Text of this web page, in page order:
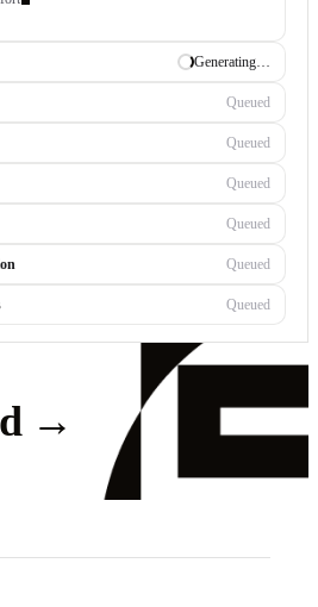
— growth occurs outside your comfort
✓ Draft ready
Generating…
Queued
Queued
Queued
Queued
Queued
→